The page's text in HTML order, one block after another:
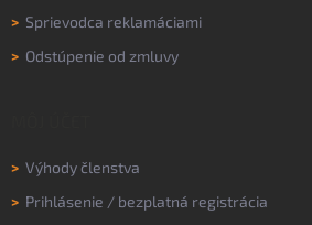
> Sprievodca reklamáciami
> Odstúpenie od zmluvy
> Výhody členstva
> Prihlásenie / bezplatná registrácia